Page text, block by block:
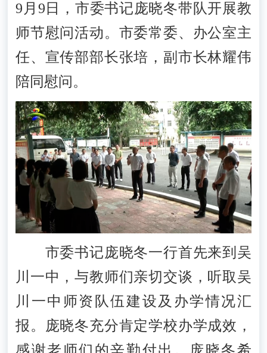
9月9日，市委书记庞晓冬带队开展教
师节慰问活动。市委常委、办公室主
任、宣传部部长张培，副市长林耀伟
陪同慰问。
市委书记庞晓冬一行首先来到吴
川一中，与教师们亲切交谈，听取吴
川一中师资队伍建设及办学情况汇
报。庞晓冬充分肯定学校办学成效，